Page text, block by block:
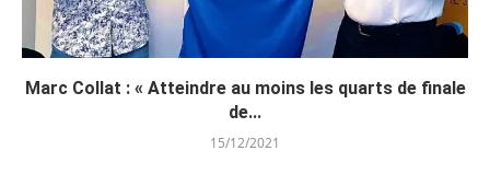
Marc Collat : « Atteindre au moins les quarts de finale
de...
15/12/2021